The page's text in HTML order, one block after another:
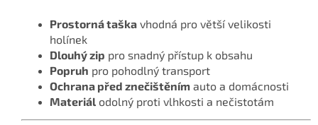
Prostorná taška vhodná pro větší velikosti
holínek
Dlouhý zip pro snadný přístup k obsahu
Popruh pro pohodlný transport
Ochrana před znečištěním auto a domácnosti
Materiál odolný proti vlhkosti a nečistotám